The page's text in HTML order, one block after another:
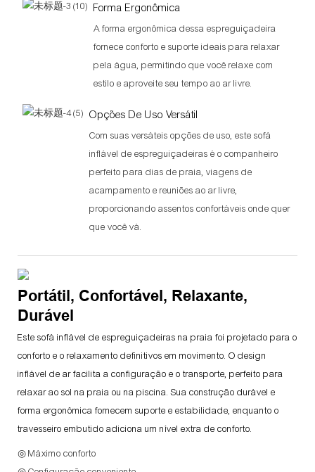
Forma Ergonômica
A forma ergonômica dessa espreguiçadeira
fornece conforto e suporte ideais para relaxar
pela água, permitindo que você relaxe com
estilo e aproveite seu tempo ao ar livre.
Opções De Uso Versátil
Com suas versáteis opções de uso, este sofá
inflável de espreguiçadeiras é o companheiro
perfeito para dias de praia, viagens de
acampamento e reuniões ao ar livre,
proporcionando assentos confortáveis ​​onde quer
que você vá.
Portátil, Confortável, Relaxante,
Durável
Este sofá inflável de espreguiçadeiras na praia foi projetado para o
conforto e o relaxamento definitivos em movimento. O design
inflável de ar facilita a configuração e o transporte, perfeito para
relaxar ao sol na praia ou na piscina. Sua construção durável e
forma ergonômica fornecem suporte e estabilidade, enquanto o
travesseiro embutido adiciona um nível extra de conforto.
◎ Máximo conforto